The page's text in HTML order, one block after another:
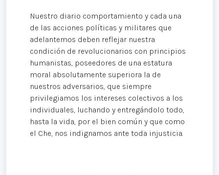
Nuestro diario comportamiento y cada una
de las acciones políticas y militares que
adelantemos deben reflejar nuestra
condición de revolucionarios con principios
humanistas, poseedores de una estatura
moral absolutamente superiora la de
nuestros adversarios, que siempre
privilegiamos los intereses colectivos a los
individuales, luchando y entregándolo todo,
hasta la vida, por el bien común y que como
el Che, nos indignamos ante toda injusticia.